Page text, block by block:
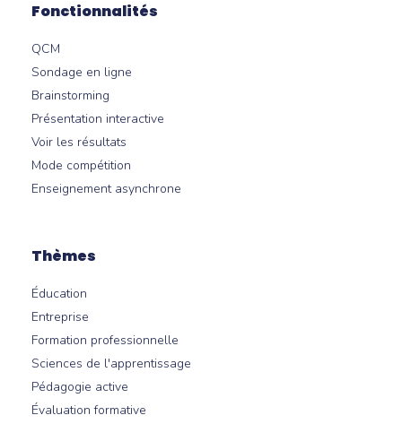
Fonctionnalités
QCM
Sondage en ligne
Brainstorming
Présentation interactive
Voir les résultats
Mode compétition
Enseignement asynchrone
Thèmes
Éducation
Entreprise
Formation professionnelle
Sciences de l'apprentissage
Pédagogie active
Évaluation formative